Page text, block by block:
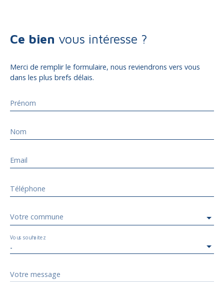
Ce bien vous intéresse ?
Merci de remplir le formulaire, nous reviendrons vers vous
dans les plus brefs délais.
Prénom
Nom
Email
Téléphone
Votre commune
-
Vous souhaitez
Votre message